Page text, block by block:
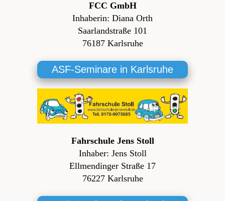
FCC GmbH
Inhaberin: Diana Orth
Saarlandstraße 101
76187 Karlsruhe
ASF-Seminare in Karlsruhe
Fahrschule Jens Stoll
Inhaber: Jens Stoll
Ellmendinger Straße 17
76227 Karlsruhe